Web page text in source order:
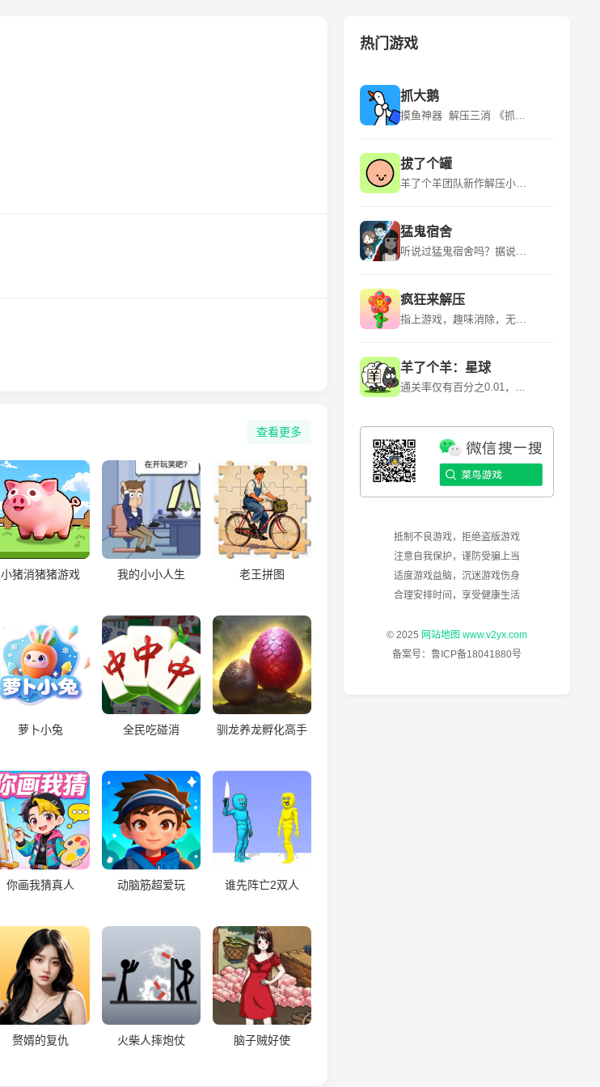
查看更多
小猪消猪猪游戏 我的小小人生 老王拼图
萝卜小兔 全民吃碰消 驯龙养龙孵化高手
你画我猜真人 动脑筋超爱玩 谁先阵亡2双人
赘婿的复仇 火柴人摔炮仗 脑子贼好使
热门游戏
抓大鹅
摸鱼神器 解压三消 《抓大鹅》是青岛蓝飞互娱科技股份有限公司推出的一款休闲益智类型的游戏，该游戏平台为微信小程序，适应年龄为18+，游戏语言为中文，于2024年3月6日发行。 《抓大鹅》游戏有很多玩法，在游玩的时候是可以自由的选择自己比较喜欢的关卡的。游戏的流程是看到出现的物品时就可以直接开始点击，用户通过“购物篮子”特定背景下，找到三个一样的物品将其消除。游玩的时候遇到比较困难的地方的时候是可以点击提示的，让玩家能够获得关键的线索。 该游戏的特点是玩法众多、超多关卡、实时排名、操作简单。
拔了个罐
羊了个羊团队新作解压小游戏！~ 《拔了个罐》是一款以拔罐为主题的休闲益智小游戏，游戏融合了“拧螺丝”玩法，玩家需要将杂乱摆放的罐罐放置到对应颜色的客人身上，凑齐三个即可消除，完成关卡挑战。游戏中还有丰富的装扮、舞蹈等元素，为玩家带来全新的游戏体验。 《拔了个罐》是简游互娱推出的一款小游戏，继承了“羊了个羊”的美术风格，玩法上融合了时下火爆全球的“拧螺丝”，上线首日即空降微信小游戏榜第23名。游戏以拔罐为主题，结合了除湿气等热门话题，引发玩家情感共鸣。
猛鬼宿舍
听说过猛鬼宿舍吗？据说那里有宝藏，快去吧 《猛鬼宿舍》是一款2D塔防小游戏。游戏中玩家需躲避猎梦者的追捕，寻找适合自己的宿舍躲避，并发展经济建造炮台，抵御猎梦者。游戏中玩家只可以在房间中的空地板上进行建造，玩家点击空地板后，出现建筑菜单。游戏中玩家需要根据自己当前的经济选择性建造建筑，发现一条符合自己发展的道路。玩家需要将猎梦者猎梦者击败或者抵御至天亮方可获胜，反之猎梦者抓到玩家则玩家失败。 欢迎大家下载~如果有什么好的想法和建议还有期待，也欢迎大家在评论区留言哦！ 后续可能的计划： 启用昼夜模式/开发自走棋类淘汰玩法/开发多人合作闯关玩法/推出猛鬼视角/推出非对称对抗玩法等等~
疯狂来解压
指上游戏，趣味消除，无限解压！ 《疯狂来解压》是一款以解压为主题的益智类手游，它提供了多种有趣的解压方式，如挤压泡泡、切割肥皂、整理物品等，让玩家在轻松愉快的氛围中释放压力。游戏画面精美，色彩丰富，音效逼真，为玩家带来沉浸式的解压体验。 《疯狂来解压》是一款充满创意和挑战的休闲游戏，它结合了多种解压元素和趣味关卡，让玩家在享受解压乐趣的同时，也能锻炼自己的逻辑思维和反应能力。游戏操作简单易上手，适合所有年龄段的玩家，是放松心情、消磨时间的绝佳选择。
羊了个羊：星球
通关率仅有百分之0.01，快来挑战！~ 《羊了个羊》是一款卡通背景消除闯关游戏，游戏利用各种道具和提示来消除每一个关卡当中的障碍和陷阱。 《羊了个羊》是由北京简游科技有限公司开发的一款休闲益智类微信小程序游戏，于2022年6月13日正式上线。其核心玩法是通过消除关卡中的障碍和陷阱来通关，但第二关的难度极高，通关率仅为0.1%左右。
抵制不良游戏，拒绝盗版游戏
注意自我保护，谨防受骗上当
适度游戏益脑，沉迷游戏伤身
合理安排时间，享受健康生活
© 2025 网站地图 www.v2yx.com
备案号： 鲁ICP备18041880号